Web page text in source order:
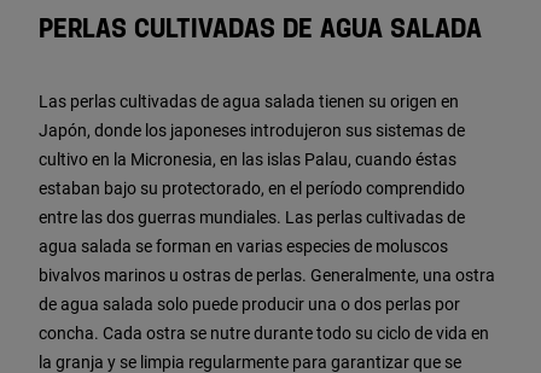
PERLAS CULTIVADAS DE AGUA SALADA
Las perlas cultivadas de agua salada tienen su origen en
Japón, donde los japoneses introdujeron sus sistemas de
cultivo en la Micronesia, en las islas Palau, cuando éstas
estaban bajo su protectorado, en el período comprendido
entre las dos guerras mundiales. Las perlas cultivadas de
agua salada se forman en varias especies de moluscos
bivalvos marinos u ostras de perlas. Generalmente, una ostra
de agua salada solo puede producir una o dos perlas por
concha. Cada ostra se nutre durante todo su ciclo de vida en
la granja y se limpia regularmente para garantizar que se